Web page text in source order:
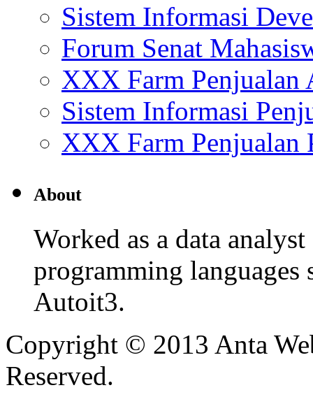
Sistem Informasi
Forum Senat
XXX Farm Penjualan
Sistem Informasi
XXX Farm Penjualan
About
Worked as a data
programming languages
Autoit3.
Copyright © 2013 Anta
Reserved.